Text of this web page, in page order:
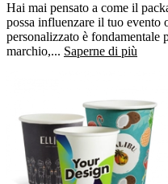
Hai mai pensato a come il
possa influenzare il tuo
personalizzato è
marchio,... Saperne di più